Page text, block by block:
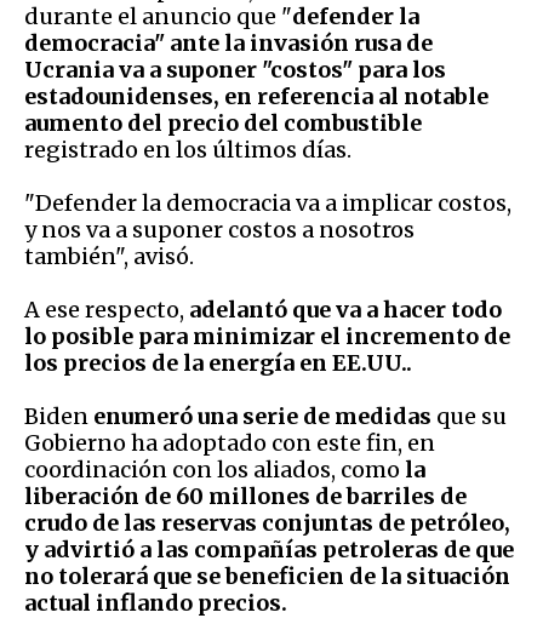
durante el anuncio que "defender la
democracia" ante la invasión rusa de
Ucrania va a suponer "costos" para los
estadounidenses, en referencia al notable
aumento del precio del combustible
registrado en los últimos días.
"Defender la democracia va a implicar costos,
y nos va a suponer costos a nosotros
también", avisó.
A ese respecto, adelantó que va a hacer todo
lo posible para minimizar el incremento de
los precios de la energía en EE.UU..
Biden enumeró una serie de medidas que su
Gobierno ha adoptado con este fin, en
coordinación con los aliados, como la
liberación de 60 millones de barriles de
crudo de las reservas conjuntas de petróleo,
y advirtió a las compañías petroleras de que
no tolerará que se beneficien de la situación
actual inflando precios.